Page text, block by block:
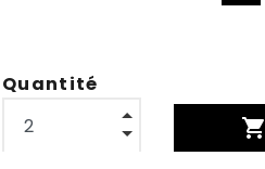
Quantité
shopping_cart